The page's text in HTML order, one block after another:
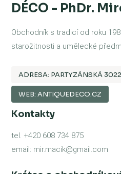
DÉCO - PhDr.
Obchodník s tradicí od roku
starožitnosti a umělecké
ADRESA: PARTYZÁNSKÁ
WEB: ANTIQUEDECO.CZ
Kontakty
tel. +420 608 734 875
email: mir.macik@gmail.com